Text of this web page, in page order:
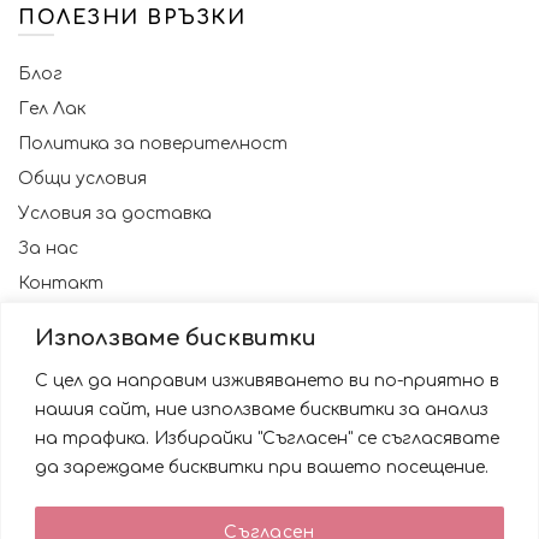
Използваме бисквитки
С цел да направим изживяването ви по-приятно в
нашия сайт, ние използваме бисквитки за анализ
на трафика. Избирайки "Съгласен" се съгласявате
да зареждаме бисквитки при вашето посещение.
Съгласен
ПОЛЕЗНИ ВРЪЗКИ
Блог
Гел Лак
Политика за поверителност
Общи условия
Условия за доставка
За нас
Контакт
Използваме бисквитки за да подобрим вашата
работа със сайта. Като ползвате сайта Вие се